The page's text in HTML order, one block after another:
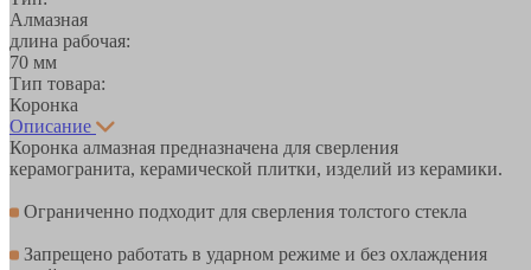
Алмазная
длина рабочая:
70 мм
Тип товара:
Коронка
Описание
Коронка алмазная предназначена для сверления
керамогранита, керамической плитки, изделий из керамики.
Ограниченно подходит для сверления толстого стекла
Запрещено работать в ударном режиме и без охлаждения